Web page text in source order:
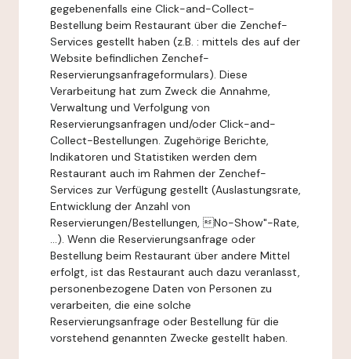
gegebenenfalls eine Click-and-Collect-
Bestellung beim Restaurant über die Zenchef-
Services gestellt haben (z.B. : mittels des auf der
Website befindlichen Zenchef-
Reservierungsanfrageformulars). Diese
Verarbeitung hat zum Zweck die Annahme,
Verwaltung und Verfolgung von
Reservierungsanfragen und/oder Click-and-
Collect-Bestellungen. Zugehörige Berichte,
Indikatoren und Statistiken werden dem
Restaurant auch im Rahmen der Zenchef-
Services zur Verfügung gestellt (Auslastungsrate,
Entwicklung der Anzahl von
Reservierungen/Bestellungen, No-Show"-Rate,
...). Wenn die Reservierungsanfrage oder
Bestellung beim Restaurant über andere Mittel
erfolgt, ist das Restaurant auch dazu veranlasst,
personenbezogene Daten von Personen zu
verarbeiten, die eine solche
Reservierungsanfrage oder Bestellung für die
vorstehend genannten Zwecke gestellt haben.